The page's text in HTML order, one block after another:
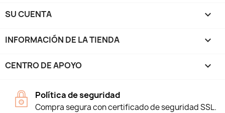
SU CUENTA 
INFORMACIÓN DE LA TIENDA keyboard_arrow_down
CENTRO DE APOYO 
Política de seguridad
Compra segura con certificado de seguridad SSL.